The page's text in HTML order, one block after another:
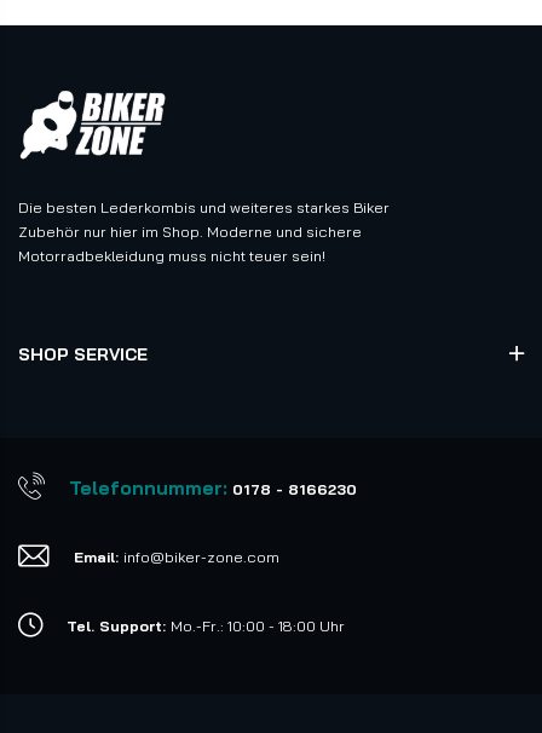
Die besten Lederkombis und weiteres starkes Biker
Zubehör nur hier im Shop. Moderne und sichere
Motorradbekleidung muss nicht teuer sein!
SHOP SERVICE
Telefonnummer: 0178 - 8166230
Email: info@biker-zone.com
Tel. Support: Mo.-Fr.: 10:00 - 18:00 Uhr